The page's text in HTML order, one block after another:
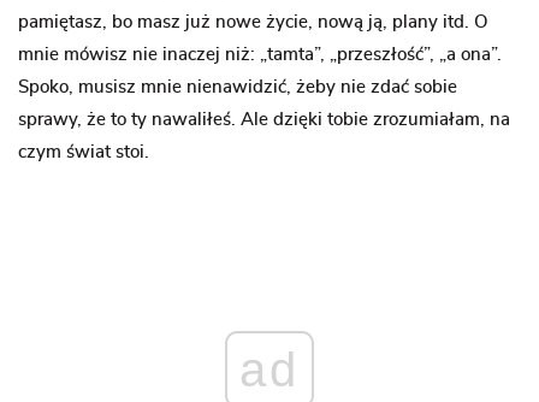
pamiętasz, bo masz już nowe życie, nową ją, plany itd. O
mnie mówisz nie inaczej niż: „tamta”, „przeszłość”, „a ona”.
Spoko, musisz mnie nienawidzić, żeby nie zdać sobie
sprawy, że to ty nawaliłeś. Ale dzięki tobie zrozumiałam, na
czym świat stoi.
ad